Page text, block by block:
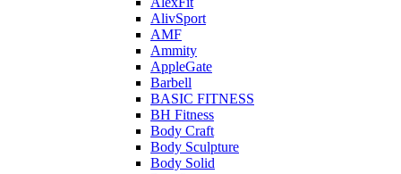
AlivSport
AMF
Ammity
AppleGate
Barbell
BASIC FITNESS
BH Fitness
Body Craft
Body Sculpture
Body Solid